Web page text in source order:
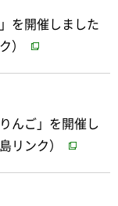
を開催しました
）
んご」を開催し
リンク）